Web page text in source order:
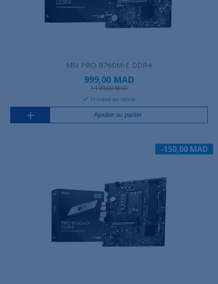
MSI PRO B760M-E DDR4
999,00 MAD
1 199,00 MAD
Produit en stock
Ajouter au panier
-150,00 MAD